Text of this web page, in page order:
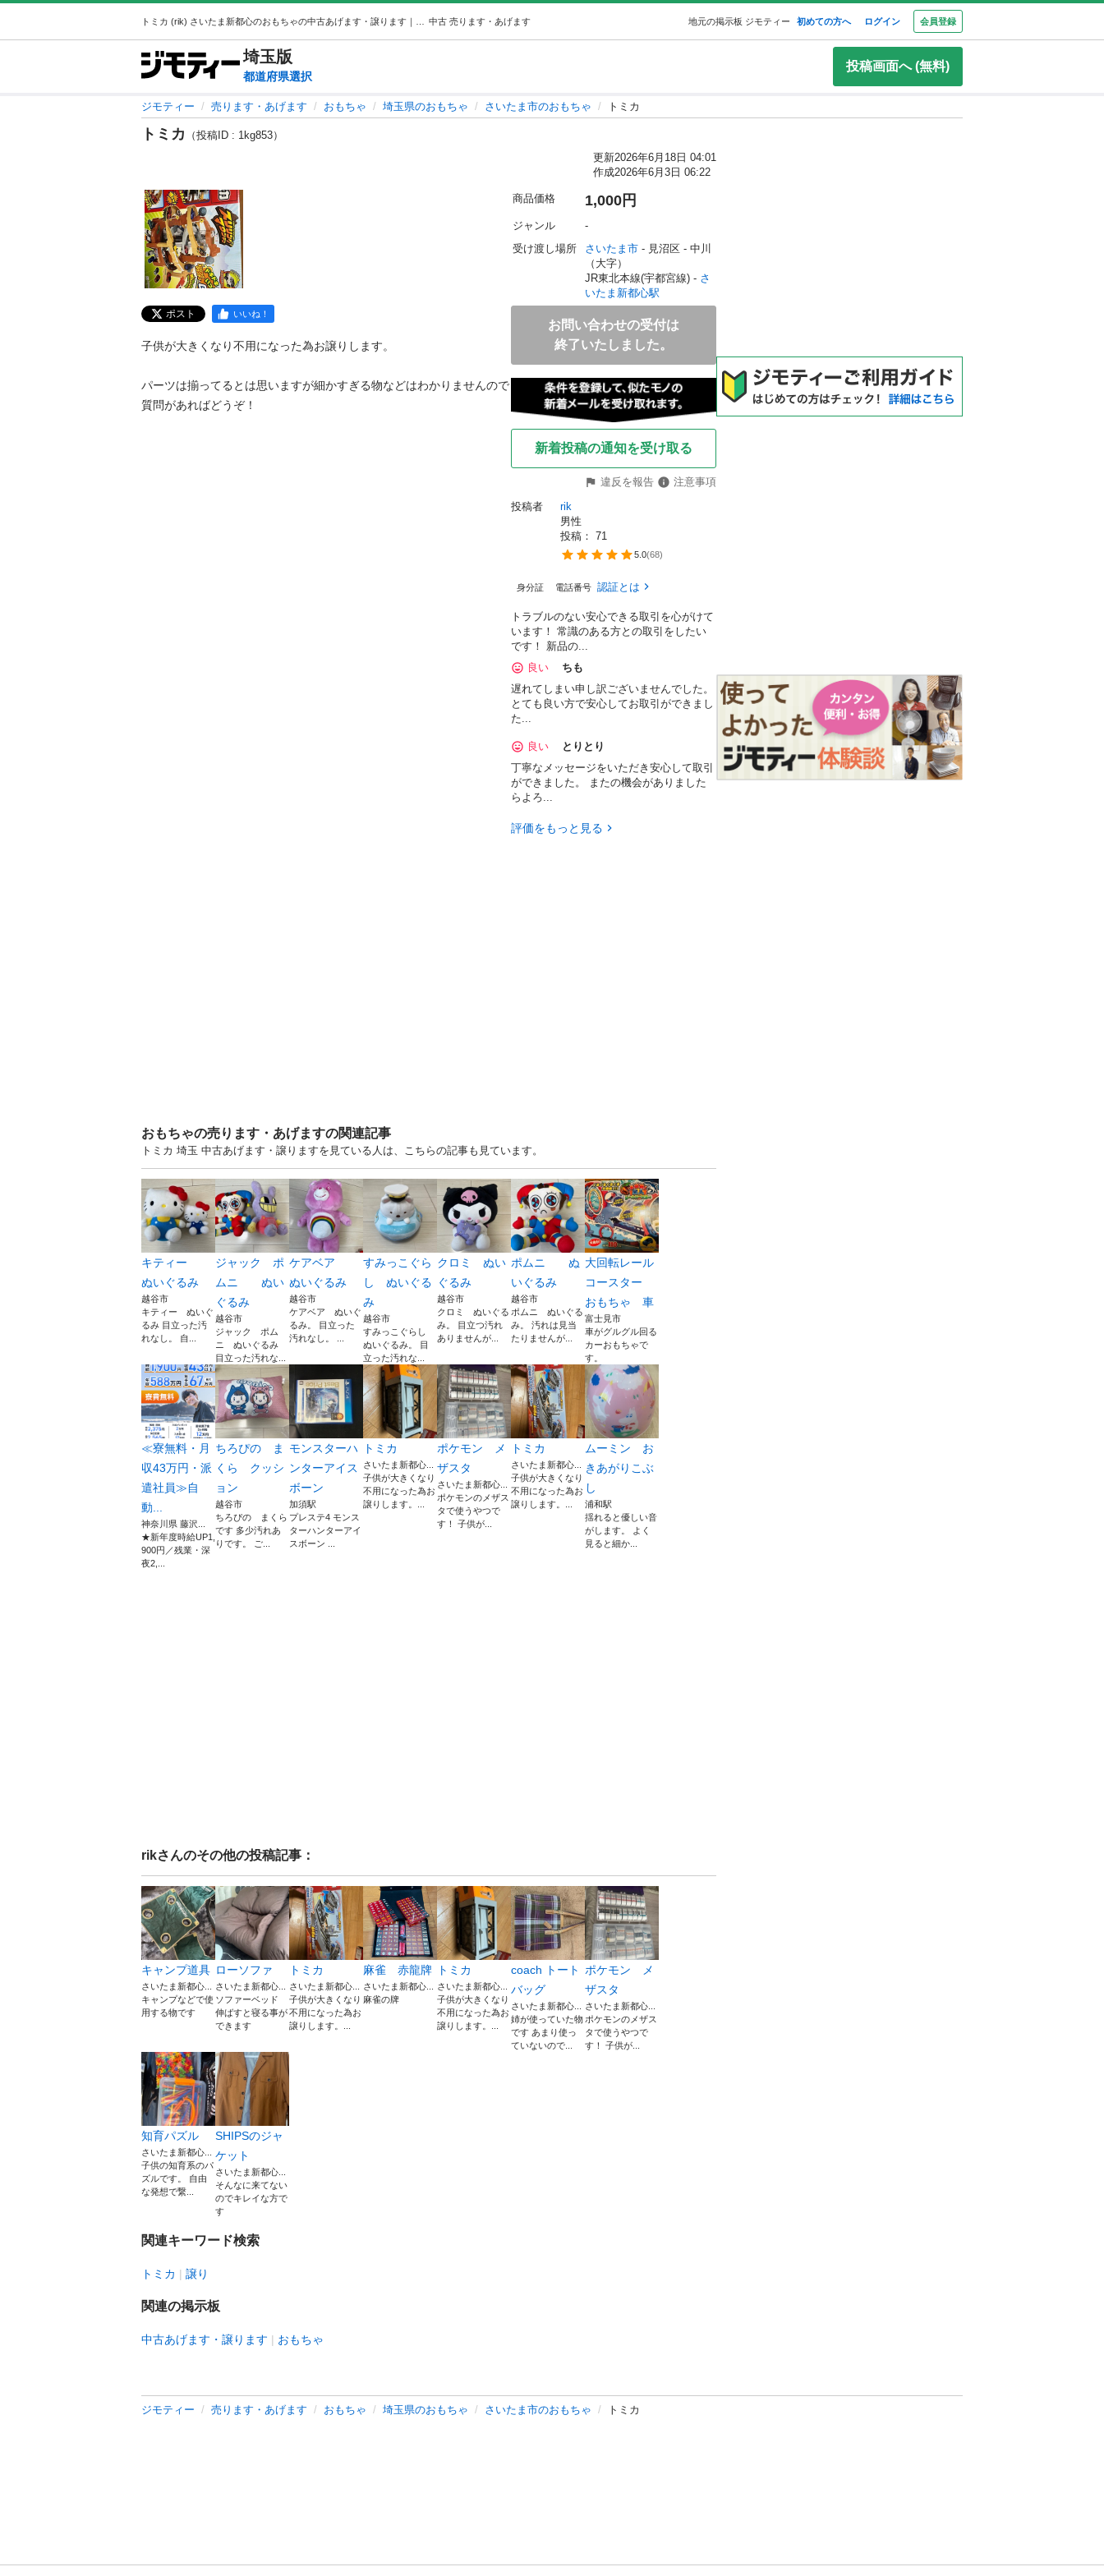
中古 売ります・あげます 地元の掲示板 ジモティー 初めての方へ ログイン 会員登録
埼玉版
都道府県選択
投稿画面へ (無料)
ジモティー 売ります・あげます おもちゃ 埼玉県のおもちゃ さいたま市のおもちゃ トミカ
トミカ
（投稿ID : 1kg853）
更新2026年6月18日 04:01
作成2026年6月3日 06:22
ポスト いいね！
子供が大きくなり不用になった為お譲りします。
パーツは揃ってるとは思いますが細かすぎる物などはわかりませんので
質問があればどうぞ！
商品価格 1,000円
ジャンル
-
受け渡し場所
さいたま市 - 見沼区 - 中川
（大字）
JR東北本線(宇都宮線) - さ
いたま新都心駅
お問い合わせの受付は
終了いたしました。
新着投稿の通知を受け取る
違反を報告
注意事項
投稿者
rik
男性
投稿： 71
5.0(68)
身分証 電話番号 認証とは
トラブルのない安心できる取引を心がけて
います！ 常識のある方との取引をしたい
です！ 新品の...
良い
ちも
遅れてしまい申し訳ございませんでした。
とても良い方で安心してお取引ができまし
た...
良い
とりとり
丁寧なメッセージをいただき安心して取引
ができました。 またの機会がありました
らよろ...
評価をもっと見る
おもちゃの売ります・あげますの関連記事
トミカ 埼玉 中古あげます・譲りますを見ている人は、こちらの記事も見ています。
キティー
ぬいぐるみ
越谷市
キティー ぬいぐ
るみ 目立った汚
れなし。 自...
ジャック ポ
ムニ ぬい
ぐるみ
越谷市
ジャック ポム
ニ ぬいぐるみ
目立った汚れな...
ケアベア
ぬいぐるみ
越谷市
ケアベア ぬいぐ
るみ。 目立った
汚れなし。 ...
すみっこぐら
し ぬいぐる
み
越谷市
すみっこぐらし
ぬいぐるみ。 目
立った汚れな...
クロミ ぬい
ぐるみ
越谷市
クロミ ぬいぐる
み。 目立つ汚れ
ありませんが...
ポムニ ぬ
いぐるみ
越谷市
ポムニ ぬいぐる
み。 汚れは見当
たりませんが...
大回転レール
コースター
おもちゃ 車
富士見市
車がグルグル回る
カーおもちゃで
す。
≪寮無料・月
収43万円・派
遣社員≫自
動...
神奈川県 藤沢...
★新年度時給UP1,
900円／残業・深
夜2,...
ちろぴの ま
くら クッシ
ョン
越谷市
ちろぴの まくら
です 多少汚れあ
りです。 ご...
モンスターハ
ンターアイス
ボーン
加須駅
プレステ4 モンス
ターハンターアイ
スボーン ...
トミカ
さいたま新都心...
子供が大きくなり
不用になった為お
譲りします。...
ポケモン メ
ザスタ
さいたま新都心...
ポケモンのメザス
タで使うやつで
す！ 子供が...
トミカ
さいたま新都心...
子供が大きくなり
不用になった為お
譲りします。...
ムーミン お
きあがりこぶ
し
浦和駅
揺れると優しい音
がします。 よく
見ると細か...
rikさんのその他の投稿記事：
キャンプ道具
さいたま新都心...
キャンプなどで使
用する物です
ローソファ
さいたま新都心...
ソファーベッド
伸ばすと寝る事が
できます
トミカ
さいたま新都心...
子供が大きくなり
不用になった為お
譲りします。...
麻雀 赤龍牌
さいたま新都心...
麻雀の牌
トミカ
さいたま新都心...
子供が大きくなり
不用になった為お
譲りします。...
coach トート
バッグ
さいたま新都心...
姉が使っていた物
です あまり使っ
ていないので...
ポケモン メ
ザスタ
さいたま新都心...
ポケモンのメザス
タで使うやつで
す！ 子供が...
知育パズル
さいたま新都心...
子供の知育系のパ
ズルです。 自由
な発想で繋...
SHIPSのジャ
ケット
さいたま新都心...
そんなに来てない
のでキレイな方で
す
関連キーワード検索
トミカ 譲り
関連の掲示板
中古あげます・譲ります おもちゃ
ジモティー 売ります・あげます おもちゃ 埼玉県のおもちゃ さいたま市のおもちゃ トミカ